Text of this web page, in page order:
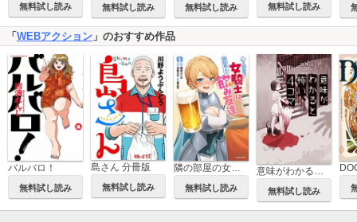
無料試し読み 無料試し読み 無料試し読み 無料試し読み
「 WEBアクション 」のおすすめ作品
バルバロ！
無料試し読み
島さん 分冊版
無料試し読み
隣の部屋の女騎士は、異世界人で飲み友達(コミック)
無料試し読み
意味がわかると怖い4コマ
無料試し読み